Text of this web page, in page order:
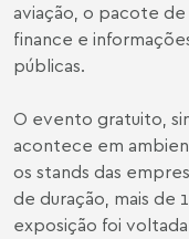
aviação, o pacote
finance e
públicas.
O evento gratuito,
acontece em
os stands das
de duração, mais de
exposição foi